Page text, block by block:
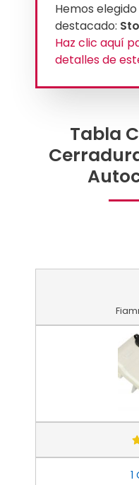
Hemos
destacado:
Haz clic aquí
detalles de
Tabla
1